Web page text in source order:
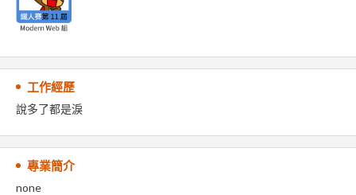
工作經歷
說多了都是淚
專業簡介
none